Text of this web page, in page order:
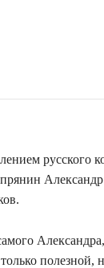
русского
полезной,